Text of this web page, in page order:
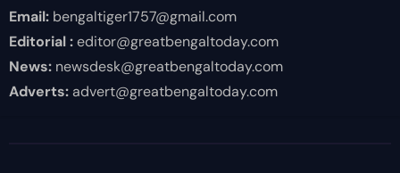
Email:bengaltiger1757@gmail.com
Editorial :editor@greatbengaltoday.com
News:newsdesk@greatbengaltoday.com
Adverts:advert@greatbengaltoday.com